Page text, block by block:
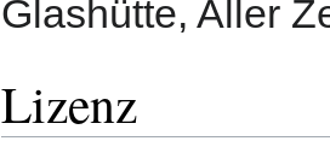
Glashütte, Aller
Lizenz